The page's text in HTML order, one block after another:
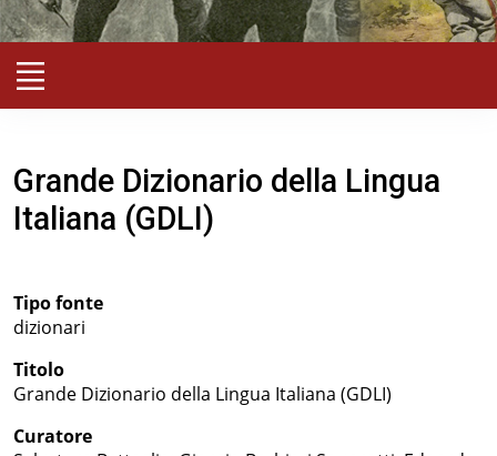
Grande Dizionario della Lingua
Italiana (GDLI)
Tipo fonte
dizionari
Titolo
Grande Dizionario della Lingua Italiana (GDLI)
Curatore